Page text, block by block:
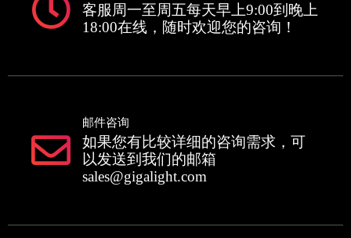
客服周一至周五每天早上9:00到晚上
18:00在线，随时欢迎您的咨询！
邮件咨询
如果您有比较详细的咨询需求，可
以发送到我们的邮箱
sales@gigalight.com